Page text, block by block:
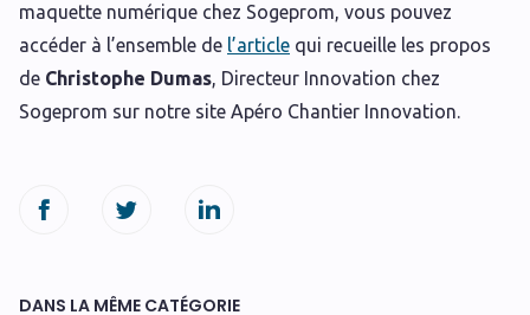
maquette numérique chez Sogeprom, vous pouvez
accéder à l’ensemble de l’article qui recueille les propos
de Christophe Dumas, Directeur Innovation chez
Sogeprom sur notre site Apéro Chantier Innovation.
DANS LA MÊME CATÉGORIE